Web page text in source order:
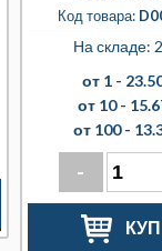
Код товара:
На складе:
от 1 -
от 10 -
от 100 -
-